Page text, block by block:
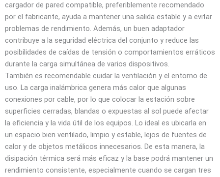
cargador de pared compatible, preferiblemente recomendado
por el fabricante, ayuda a mantener una salida estable y a evitar
problemas de rendimiento. Además, un buen adaptador
contribuye a la seguridad eléctrica del conjunto y reduce las
posibilidades de caídas de tensión o comportamientos erráticos
durante la carga simultánea de varios dispositivos.
También es recomendable cuidar la ventilación y el entorno de
uso. La carga inalámbrica genera más calor que algunas
conexiones por cable, por lo que colocar la estación sobre
superficies cerradas, blandas o expuestas al sol puede afectar
la eficiencia y la vida útil de los equipos. Lo ideal es ubicarla en
un espacio bien ventilado, limpio y estable, lejos de fuentes de
calor y de objetos metálicos innecesarios. De esta manera, la
disipación térmica será más eficaz y la base podrá mantener un
rendimiento consistente, especialmente cuando se cargan tres